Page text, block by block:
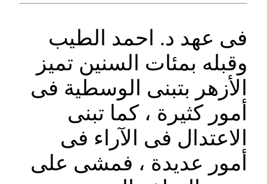
فى عهد د. احمد الطيب
وقبله بمئات السنين تميز
الأزهر بتبنى الوسطية فى
أمور كثيرة ، كما تبنى
الاعتدال فى الآراء فى
أمور عديدة ، فمشى على